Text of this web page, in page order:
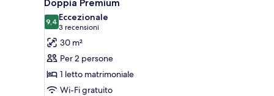
tutte
le
foto
per
Doppia
Premium
Doppia Premium
9,49,4 su 10
Eccezionale
3 recensioni
(3
recensioni)
30 m²
Per 2 persone
1 letto matrimoniale
Wi-Fi gratuito